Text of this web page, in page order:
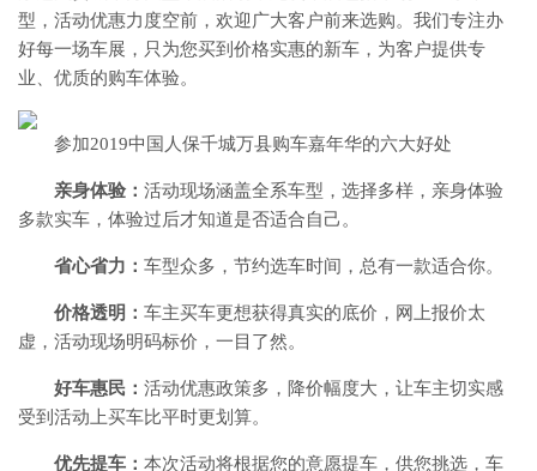
型，活动优惠力度空前，欢迎广大客户前来选购。我们专注办
好每一场车展，只为您买到价格实惠的新车，为客户提供专
业、优质的购车体验。​
​参加2019中国人保千城万县购车嘉年华的六大好处
亲身体验： 活动现场涵盖全系车型，选择多样，亲身体验
多款实车，体验过后才知道是否适合自己。
省心省力： 车型众多，节约选车时间，总有一款适合你。
价格透明： 车主买车更想获得真实的底价，网上报价太
虚，活动现场明码标价，一目了然。
好车惠民： 活动优惠政策多，降价幅度大，让车主切实感
受到活动上买车比平时更划算。
优先提车： 本次活动将根据您的意愿提车，供您挑选，车